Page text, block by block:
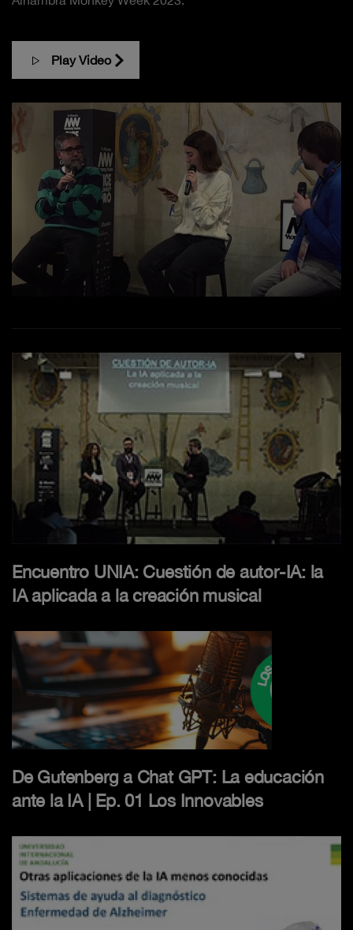
Play Video
Encuentro UNIA: Cuestión de autor-IA: la
IA aplicada a la creación musical
De Gutenberg a Chat GPT: La educación
ante la IA | Ep. 01 Los Innovables